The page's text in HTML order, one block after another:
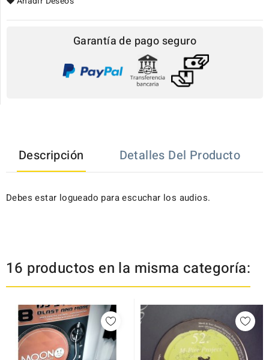
Garantía de pago seguro
Descripción Detalles Del Producto
Debes estar logueado para escuchar los audios.
16 productos en la misma categoría: